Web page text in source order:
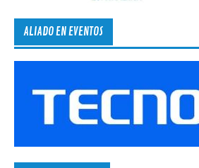
ALIADO EN EVENTOS